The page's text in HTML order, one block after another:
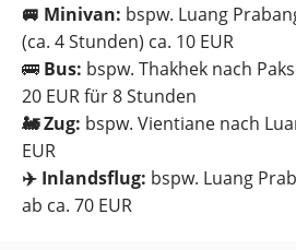
🚐 Minivan: bspw. Luang
(ca. 4 Stunden) ca. 10 EUR
🚌 Bus: bspw. Thakhek nach
20 EUR für 8 Stunden
🚂 Zug: bspw. Vientiane nach
EUR
✈️ Inlandsflug: bspw. Luang
ab ca. 70 EUR